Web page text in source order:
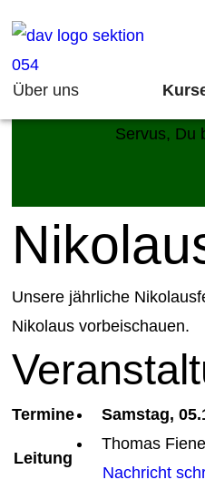
Über uns
Servus, Du
Unsere jährliche
Nikolaus vorbeischauen.
Termine Samstag,
Leitung
Thomas
Nachricht